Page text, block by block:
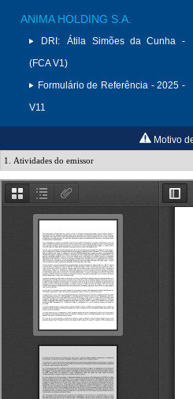
ANIMA HOLDING S.A.
DRI:
Átila Simões da Cunha -
(FCA V1)
Formulário de Referência - 2025 -
V11
Motivo